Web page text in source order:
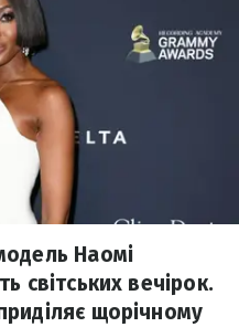
Наомі
світських вечірок.
щорічному